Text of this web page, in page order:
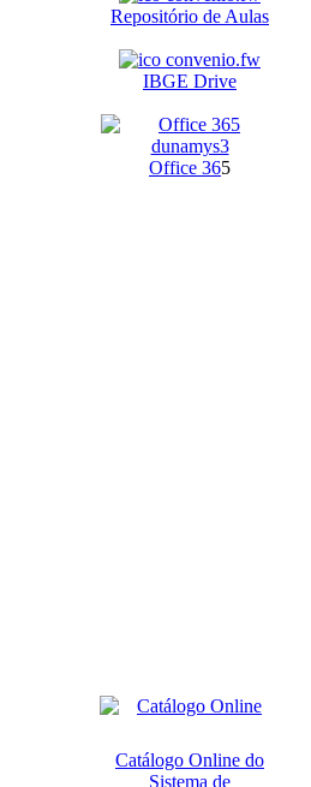
Repositório de Aulas
IBGE Drive
Office 365
Catálogo Online do
Sistema de